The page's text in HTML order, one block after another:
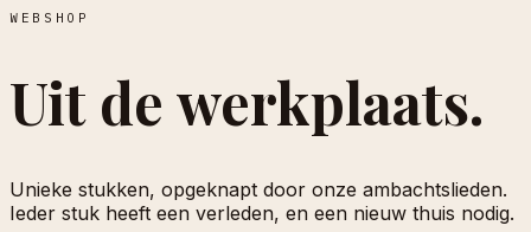
WEBSHOP
Uit de werkplaats.
Unieke stukken, opgeknapt door onze ambachtslieden.
Ieder stuk heeft een verleden, en een nieuw thuis nodig.